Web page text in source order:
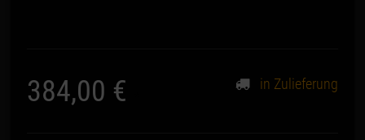
384,00 € in Zulieferung